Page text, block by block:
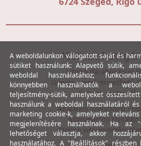
Kiemelt
Utolsó darabos
Gewiss szerelvényezhető
Csövek, csatornák
Általános Szerződési
Adatvédelmi
Online vitarendezési
A weboldalunkon válogatott saját és
sütiket használunk: Alapvető sütik,
weboldal használatához;
könnyebben használhatók a
teljesítmény-sütik, amelyeket
használunk a weboldal használatáról
marketing cookie-k, amelyeket
megjelenítésére használnak. Ha az
lehetőséget választja, akkor
használatához. A "Beállítások"